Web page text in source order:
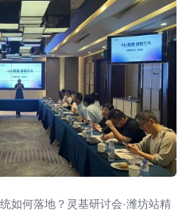
如何落地？灵基研讨会·潍坊站精